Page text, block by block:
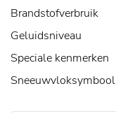
Brandstofverbruik
Geluidsniveau
Speciale kenmerken
Sneeuwvloksymbool